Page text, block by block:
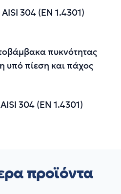
304 (EN 1.4301)
πυκνότητας
υπό πίεση και πάχος
304 (EN 1.4301)
προϊόντα